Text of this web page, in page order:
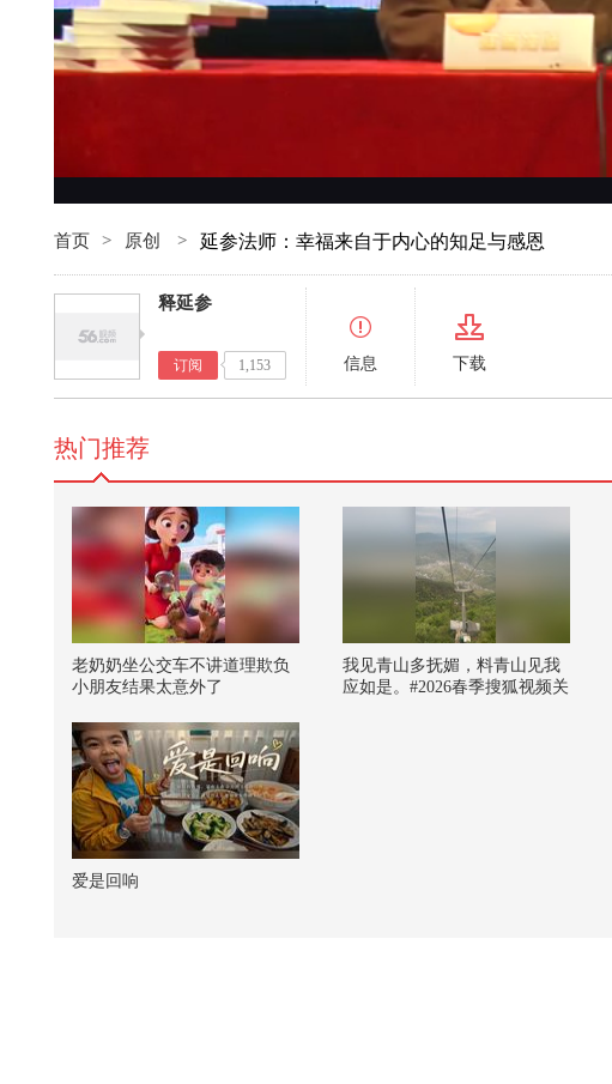
首页 > 原创 > 延参法师：幸福来自于内心的知足与感恩
释延参
订阅 1,153 信息 下载
热门推荐
老奶奶坐公交车不讲道理欺负
小朋友结果太意外了
我见青山多抚媚，料青山见我
应如是。#2026春季搜狐视频关
爱是回响